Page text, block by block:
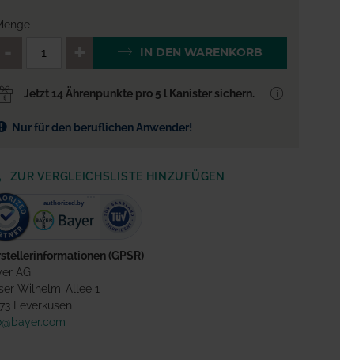
QTY_CONTROL_DECREASE
IN DEN WARENKORB
Jetzt 14 Ährenpunkte pro 5 l Kanister sichern.
Nur für den beruflichen Anwender!
ZUR VERGLEICHSLISTE HINZUFÜGEN
(GPSR)
AG
Wilhelm-Allee 1
Leverkusen